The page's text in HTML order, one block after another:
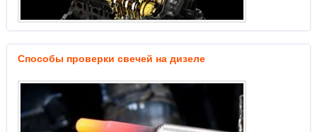
Способы проверки свечей на дизеле